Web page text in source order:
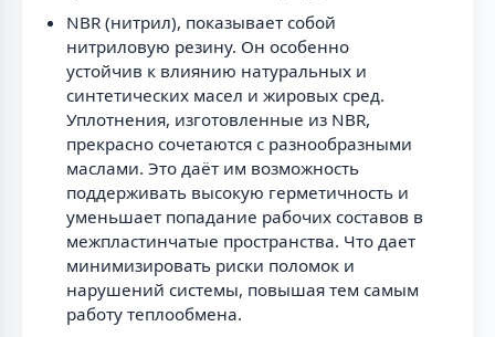
NBR (нитрил), показывает собой
нитриловую резину. Он особенно
устойчив к влиянию натуральных и
синтетических масел и жировых сред.
Уплотнения, изготовленные из NBR,
прекрасно сочетаются с разнообразными
маслами. Это даёт им возможность
поддерживать высокую герметичность и
уменьшает попадание рабочих составов в
межпластинчатые пространства. Что дает
минимизировать риски поломок и
нарушений системы, повышая тем самым
работу теплообмена.